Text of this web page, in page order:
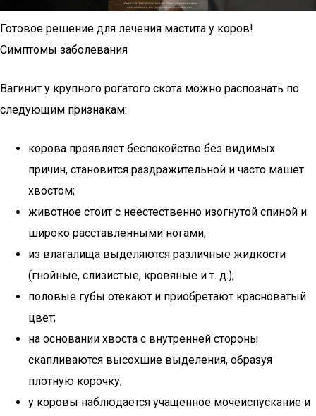
Готовое решение для лечения мастита у коров!
Симптомы заболевания
Вагинит у крупного рогатого скота можно распознать по
следующим признакам:
корова проявляет беспокойство без видимых
причин, становится раздражительной и часто машет
хвостом;
животное стоит с неестественно изогнутой спиной и
широко расставленными ногами;
из влагалища выделяются различные жидкости
(гнойные, слизистые, кровяные и т. д.);
половые губы отекают и приобретают красноватый
цвет;
на основании хвоста с внутренней стороны
скапливаются высохшие выделения, образуя
плотную корочку;
у коровы наблюдается учащенное мочеиспускание и